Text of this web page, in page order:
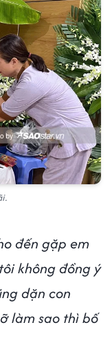
đến gặp em
không đồng ý
dặn con
làm sao thì bố